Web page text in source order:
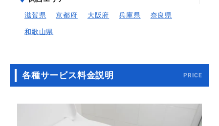
滋賀県 京都府 大阪府 兵庫県 奈良県
和歌山県
各種サービス料金説明 PRICE